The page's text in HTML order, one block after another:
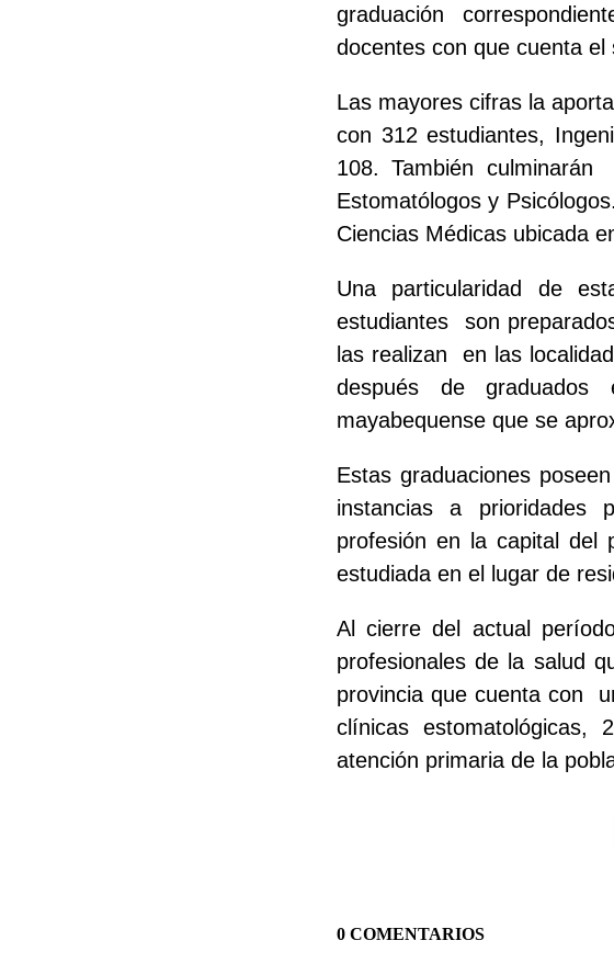
graduación
docentes con que cuenta el
Las mayores cifras la
con 312 estudiantes,
108. También culminarán
Estomatólogos y
Ciencias Médicas ubicada
Una particularidad de
estudiantes
son
las realizan
en las
después de graduados
mayabequense que se
Estas graduaciones poseen
instancias a prioridades
profesión en la capital del
estudiada en el lugar de
Al cierre del actual
profesionales de la salud
provincia que cuenta con
clínicas
atención primaria de la
0 COMENTARIOS